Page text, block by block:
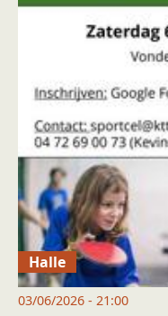
Halle
03/06/2026 - 21:00